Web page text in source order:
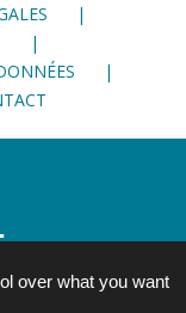
over what you want